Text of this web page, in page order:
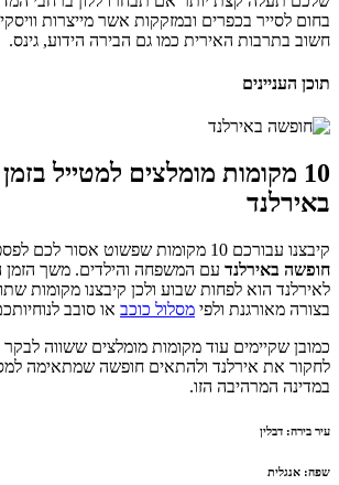
בחום לסייר בכפרים ובמזקקות אשר מייצרות
חשוב בתרבות האירית כמו גם הבירה הידוע, גינס.
תוכן העניינים
10 מקומות מומלצים למטייל
באירלנד
קיבצנו עבורכם 10 מקומות שפשוט אסור לכם לפספס אם אתם מתכננים
חופשה באירלנד עם המשפחה והילדים. משך הזמן
לאירלנד הוא לפחות שבוע ולכן קיבצנו מקומות
בצורה מאורגנת ולפי מסלול כוכב או סובב
כמובן שקיימים עוד מקומות מומלצים ששווה
לחקור את אירלנד ולהתאים חופשה שמתאימה
במדינה המרהיבה הזו.
עיר בירה: דבלין
שפה: אנגלית